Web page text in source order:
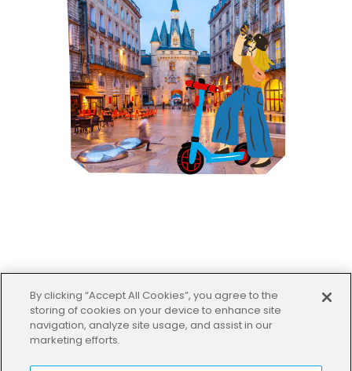
🇩🇰 Κοπεγχάγη – Design,
πράσινη ζωή & παραμύθια
Όπου η σύγχρονη κινητικότητα μοιάζει
By clicking “Accept All Cookies”, you agree to the
storing of cookies on your device to enhance site
navigation, analyze site usage, and assist in our
marketing efforts.